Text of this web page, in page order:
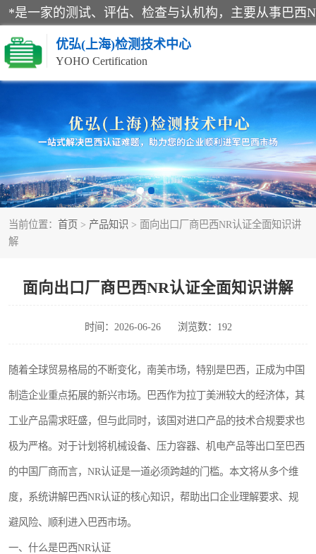
优弘(上海)检测技术中心
YOHO Certification
当前位置： 首页 > 产品知识 > 面向出口厂商巴西NR认证全面知识讲
解
面向出口厂商巴西NR认证全面知识讲解
时间：2026-06-26 浏览数：192
随着全球贸易格局的不断变化，南美市场，特别是巴西，正成为中国
制造企业重点拓展的新兴市场。巴西作为拉丁美洲较大的经济体，其
工业产品需求旺盛，但与此同时，该国对进口产品的技术合规要求也
极为严格。对于计划将机械设备、压力容器、机电产品等出口至巴西
的中国厂商而言，NR认证是一道必须跨越的门槛。本文将从多个维
度，系统讲解巴西NR认证的核心知识，帮助出口企业理解要求、规
避风险、顺利进入巴西市场。
一、什么是巴西NR认证
RECYCLASS认证
NR12认证
ART认证
巴西认证